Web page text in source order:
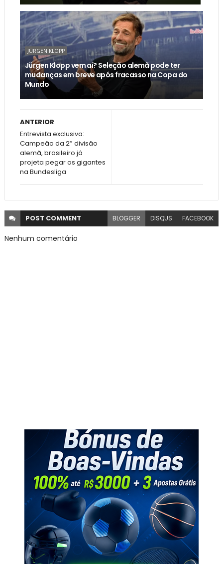
JÜRGEN KLOPP
Jürgen Klopp vem aí? Seleção alemã pode ter
mudanças em breve após fracasso na Copa do
Mundo
ANTERIOR
Entrevista exclusiva:
Campeão da 2ª divisão
alemã, brasileiro já
projeta pegar os gigantes
na Bundesliga
POST COMMENT BLOGGER DISQUS FACEBOOK
Nenhum comentário